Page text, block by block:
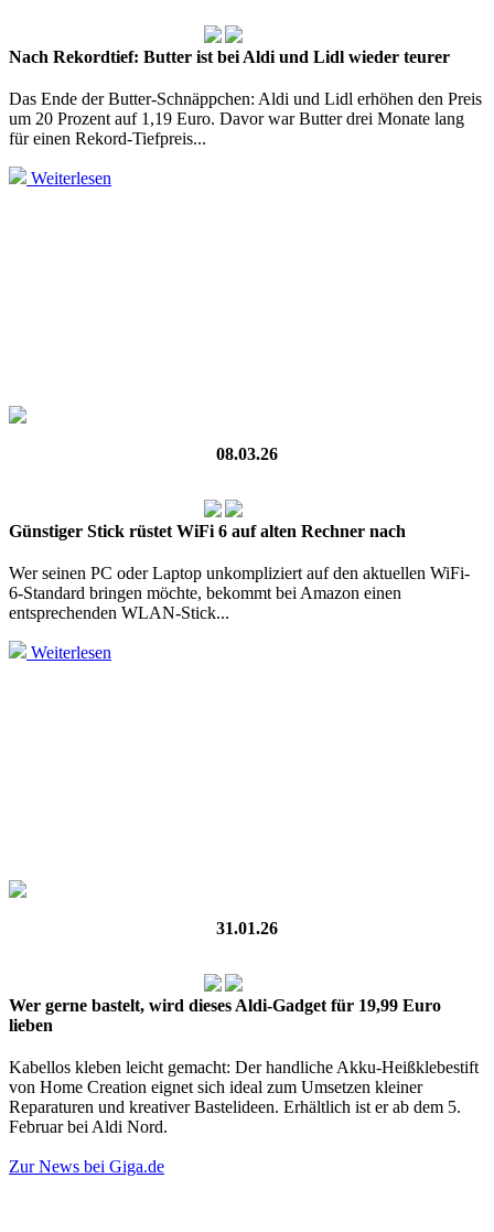
Nach Rekordtief: Butter ist bei Aldi und Lidl wieder teurer
Das Ende der Butter-Schnäppchen: Aldi und Lidl erhöhen den Preis
um 20 Prozent auf 1,19 Euro. Davor war Butter drei Monate lang
für einen Rekord-Tiefpreis...
Weiterlesen
08.03.26
Günstiger Stick rüstet WiFi 6 auf alten Rechner nach
Wer seinen PC oder Laptop unkompliziert auf den aktuellen WiFi-
6‑Standard bringen möchte, bekommt bei Amazon einen
entsprechenden WLAN‑Stick...
Weiterlesen
31.01.26
Wer gerne bastelt, wird dieses Aldi-Gadget für 19,99 Euro
lieben
Kabellos kleben leicht gemacht: Der handliche Akku-Heißklebestift
von Home Creation eignet sich ideal zum Umsetzen kleiner
Reparaturen und kreativer Bastelideen. Erhältlich ist er ab dem 5.
Februar bei Aldi Nord.
Zur News bei Giga.de